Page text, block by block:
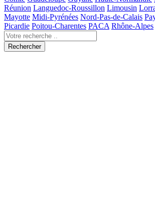
Réunion Languedoc-Roussillon Limousin
Mayotte Midi-Pyrénées Nord-Pas-de-Calais
Picardie Poitou-Charentes PACA Rhône-Alpes
Rechercher